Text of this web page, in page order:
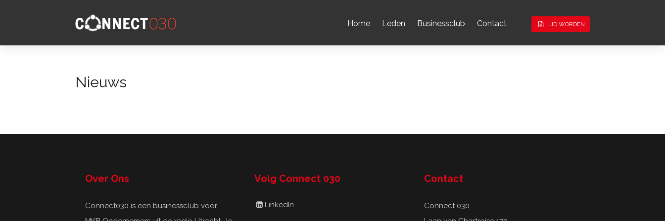
LID WORDEN
Home Leden Businessclub Contact
Nieuws
Over Ons
Connect030 is een businessclub voor
Volg Connect 030
LinkedIn
Contact
Connect 030